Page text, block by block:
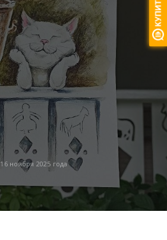
16 ноября 2025 года